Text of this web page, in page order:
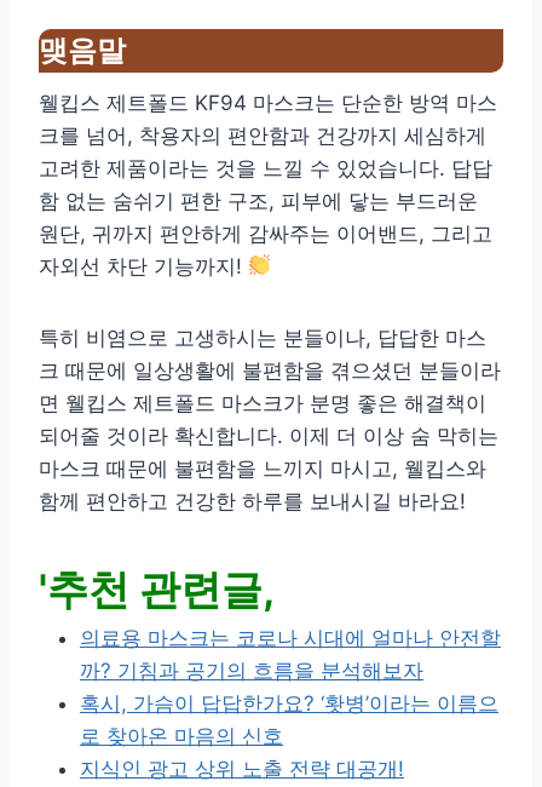
맺음말
웰킵스 제트폴드 KF94 마스크는 단순한 방역 마스
크를 넘어, 착용자의 편안함과 건강까지 세심하게
고려한 제품이라는 것을 느낄 수 있었습니다. 답답
함 없는 숨쉬기 편한 구조, 피부에 닿는 부드러운
원단, 귀까지 편안하게 감싸주는 이어밴드, 그리고
자외선 차단 기능까지!
특히 비염으로 고생하시는 분들이나, 답답한 마스
크 때문에 일상생활에 불편함을 겪으셨던 분들이라
면 웰킵스 제트폴드 마스크가 분명 좋은 해결책이
되어줄 것이라 확신합니다. 이제 더 이상 숨 막히는
마스크 때문에 불편함을 느끼지 마시고, 웰킵스와
함께 편안하고 건강한 하루를 보내시길 바라요!
'추천 관련글,
의료용 마스크는 코로나 시대에 얼마나 안전할
까? 기침과 공기의 흐름을 분석해보자
혹시, 가슴이 답답한가요? ‘홧병’이라는 이름으
로 찾아온 마음의 신호
지식인 광고 상위 노출 전략 대공개!